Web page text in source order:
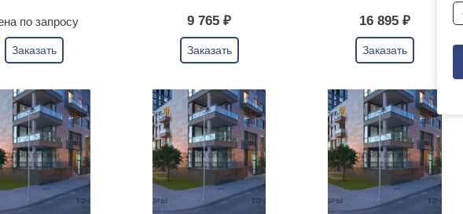
по запросу
Заказать
9 765 ₽
Заказать
16 895 ₽
Заказать